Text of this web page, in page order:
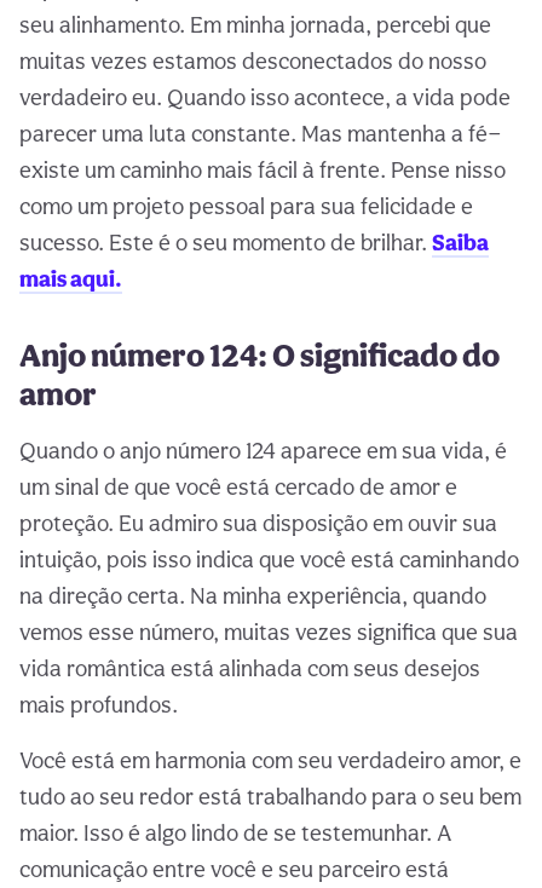
seu alinhamento. Em minha jornada, percebi que
muitas vezes estamos desconectados do nosso
verdadeiro eu. Quando isso acontece, a vida pode
parecer uma luta constante. Mas mantenha a fé—
existe um caminho mais fácil à frente. Pense nisso
como um projeto pessoal para sua felicidade e
sucesso. Este é o seu momento de brilhar. Saiba
mais aqui.
Anjo número 124: O significado do
amor
Quando o anjo número 124 aparece em sua vida, é
um sinal de que você está cercado de amor e
proteção. Eu admiro sua disposição em ouvir sua
intuição, pois isso indica que você está caminhando
na direção certa. Na minha experiência, quando
vemos esse número, muitas vezes significa que sua
vida romântica está alinhada com seus desejos
mais profundos.
Você está em harmonia com seu verdadeiro amor, e
tudo ao seu redor está trabalhando para o seu bem
maior. Isso é algo lindo de se testemunhar. A
comunicação entre você e seu parceiro está